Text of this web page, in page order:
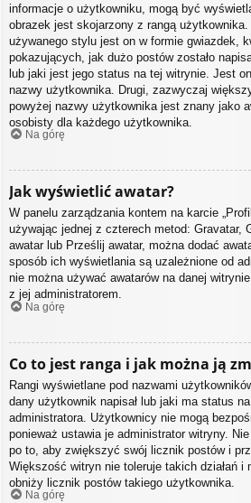
informacje o użytkowniku, mogą być
obrazek jest skojarzony z rangą
używanego stylu jest on w formie gwiazdek,
pokazujących, jak dużo postów zostało
lub jaki jest jego status na tej witrynie. Jest
nazwy użytkownika. Drugi, zazwyczaj
powyżej nazwy użytkownika jest znany jako
osobisty dla każdego użytkownika.
Na górę
Jak wyświetlić awatar?
W panelu zarządzania kontem na karcie
używając jednej z czterech metod: Gravatar,
awatar lub Prześlij awatar, można dodać
sposób ich wyświetlania są uzależnione od
nie można używać awatarów na danej
z jej administratorem.
Na górę
Co to jest ranga i jak można ją
Rangi wyświetlane pod nazwami
dany użytkownik napisał lub jaki ma status
administratora. Użytkownicy nie mogą
ponieważ ustawia je administrator witryny.
po to, aby zwiększyć swój licznik postów i
Większość witryn nie toleruje takich działań i
obniży licznik postów takiego użytkownika.
Na górę